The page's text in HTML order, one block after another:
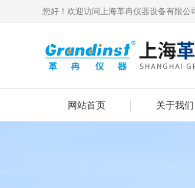
您好！欢迎访问上海革冉仪器设备有限公
网站首页 关于我们